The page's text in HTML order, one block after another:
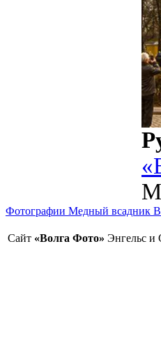
Фотографии Медный всадник
Сайт «Волга Фото» Энгельс и